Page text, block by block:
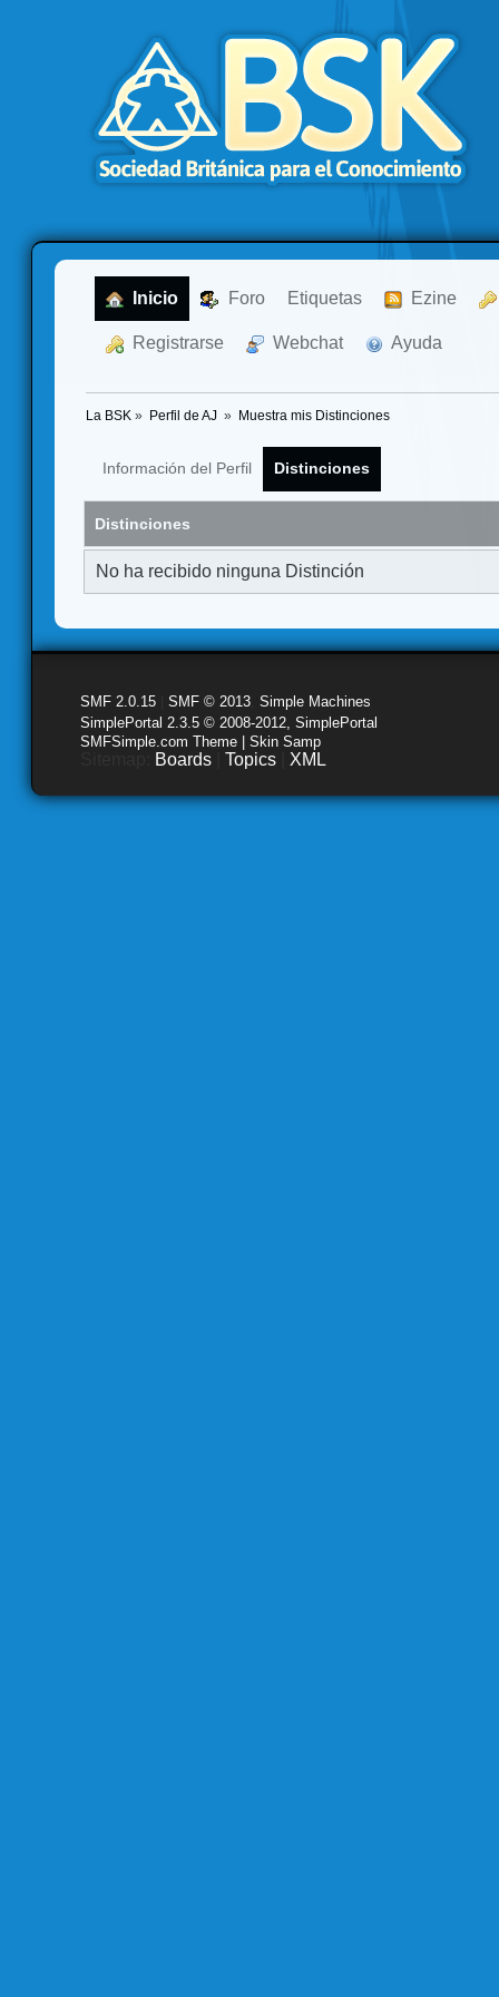
Inicio Foro Etiquetas Ezine
Registrarse Webchat Ayuda
La BSK » Perfil de AJ » Muestra mis Distinciones
Información del Perfil Distinciones
Distinciones
No ha recibido ninguna Distinción
SMF 2.0.15 SMF © 2013 Simple Machines
SimplePortal 2.3.5 © 2008-2012, SimplePortal
SMFSimple.com Theme | Skin Samp
Boards Topics XML